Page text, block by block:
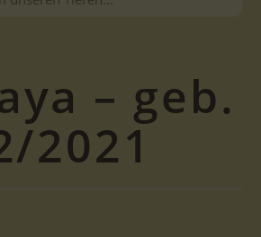
– geb.
2021